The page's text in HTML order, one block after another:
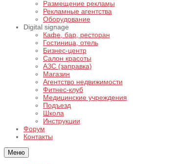
Размещение рекламы
Рекламные агентства
Оборудование
Digital signage
Кафе, бар, ресторан
Гостиница, отель
Бизнес-центр
Салон красоты
АЗС (заправка)
Магазин
Агентство недвижимости
Фитнес-клуб
Медицинские учреждения
Подъезд
Школа
Инструкции
Форум
Контакты
Меню